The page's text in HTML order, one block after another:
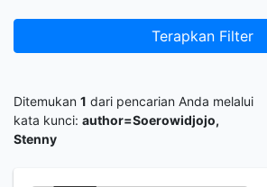
Terapkan Filter
Ditemukan 1 dari pencarian Anda melalui
kata kunci: author=Soerowidjojo,
Stenny